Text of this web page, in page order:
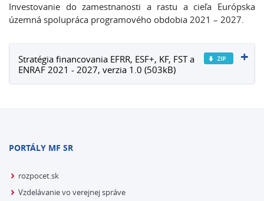
Investovanie do zamestnanosti a rastu a cieľa Európska
územná spolupráca programového obdobia 2021 – 2027.
Stratégia financovania EFRR, ESF+, KF, FST a
ENRAF 2021 - 2027, verzia 1.0 (503kB)
PORTÁLY MF SR
rozpocet.sk
Vzdelávanie vo verejnej správe